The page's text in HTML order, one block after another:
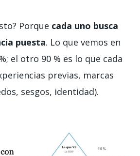
Porque cada uno busca
puesta. Lo que vemos en
el otro 90 % es lo que cada
previas, marcas
sesgos, identidad).